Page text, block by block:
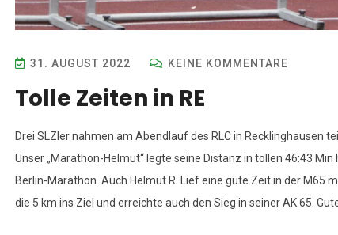
31. AUGUST 2022 KEINE KOMMENTARE
Tolle Zeiten in RE
Drei SLZler nahmen am Abendlauf des RLC in Recklinghausen
Unser „Marathon-Helmut“ legte seine Distanz in tollen 46:43
Berlin-Marathon. Auch Helmut R. Lief eine gute Zeit in der M65
die 5 km ins Ziel und erreichte auch den Sieg in seiner AK 65.